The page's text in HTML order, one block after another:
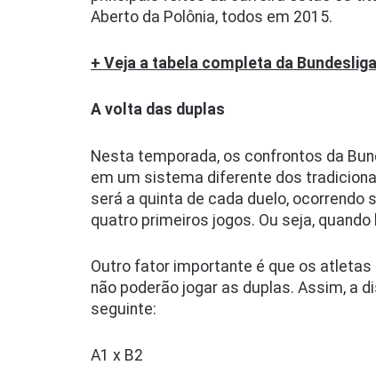
Aberto da Polônia, todos em 2015.
+ Veja a tabela completa da
A volta das duplas
Nesta temporada, os confrontos da
em um sistema diferente dos
será a quinta de cada duelo,
quatro primeiros jogos. Ou seja,
Outro fator importante é que os
não poderão jogar as duplas. Assim, a
seguinte:
A1 x B2